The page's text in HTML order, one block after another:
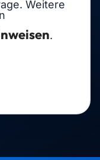
Weitere
.